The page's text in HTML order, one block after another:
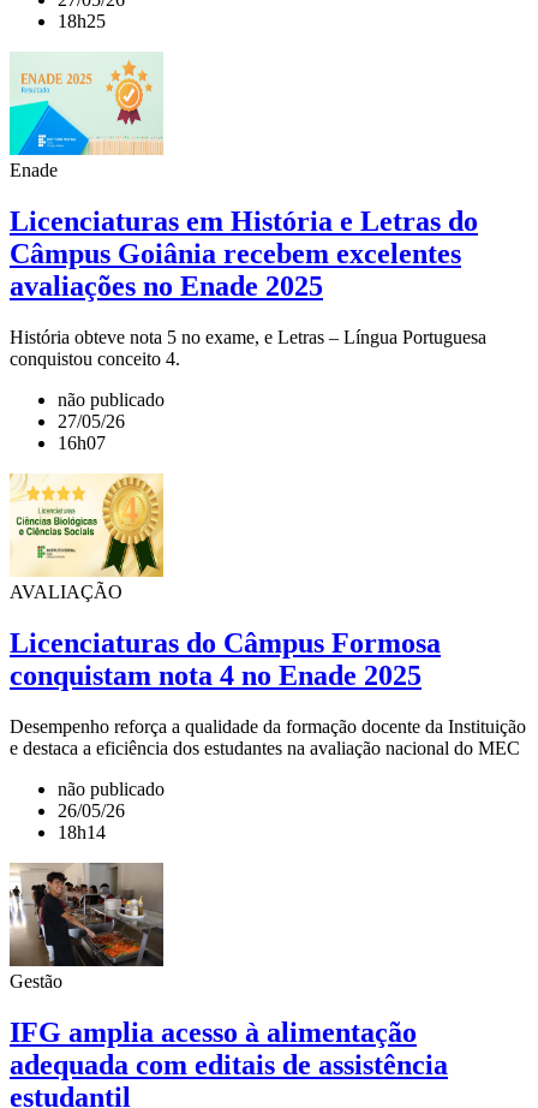
18h25
Enade
Licenciaturas em História e Letras do
Câmpus Goiânia recebem excelentes
avaliações no Enade 2025
História obteve nota 5 no exame, e Letras – Língua Portuguesa
conquistou conceito 4.
não publicado
27/05/26
16h07
AVALIAÇÃO
Licenciaturas do Câmpus Formosa
conquistam nota 4 no Enade 2025
Desempenho reforça a qualidade da formação docente da Instituição
e destaca a eficiência dos estudantes na avaliação nacional do MEC
não publicado
26/05/26
18h14
Gestão
IFG amplia acesso à alimentação
adequada com editais de assistência
estudantil